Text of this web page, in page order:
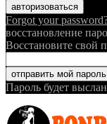
Forgot your
восстановление
Восстановите свой
Пароль будет